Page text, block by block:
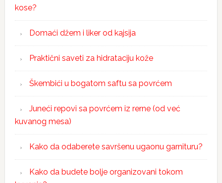
kose?
Domaći džem i liker od kajsija
Praktični saveti za hidrataciju kože
Škembići u bogatom saftu sa povrćem
Juneći repovi sa povrćem iz rerne (od već
kuvanog mesa)
Kako da odaberete savršenu ugaonu garnituru?
Kako da budete bolje organizovani tokom